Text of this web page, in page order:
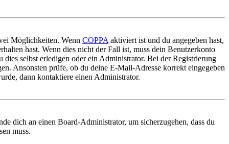
Möglichkeiten. Wenn COPPA aktiviert ist und du angegeben hast,
hast. Wenn dies nicht der Fall ist, muss dein Benutzerkonto
selbst erledigen oder ein Administrator. Bei der Registrierung
Ansonsten prüfe, ob du deine E-Mail-Adresse korrekt eingegeben
dann kontaktiere einen Administrator.
dich an einen Board-Administrator, um sicherzugehen, dass du
muss.